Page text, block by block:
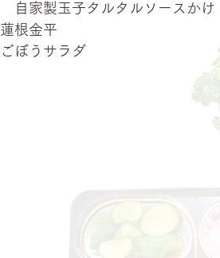
自家製玉子タルタルソースかけ
蓮根金平
ごぼうサラダ